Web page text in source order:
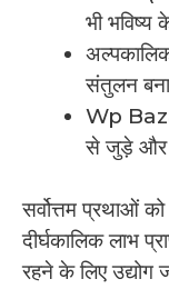
भी भविष्य
संतुलन
Wp
से जुड़े और
सर्वोत्तम प्रथाओं
दीर्घकालिक लाभ
रहने के लिए उद्योग